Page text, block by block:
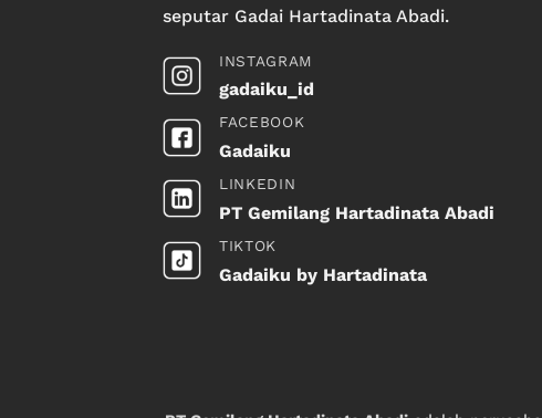
seputar Gadai Hartadinata Abadi.
INSTAGRAM
gadaiku_id
FACEBOOK
Gadaiku
LINKEDIN
PT Gemilang Hartadinata Abadi
TIKTOK
Gadaiku by Hartadinata